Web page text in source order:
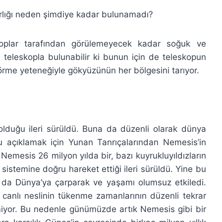
neden şimdiye kadar bulunamadı?
tarafından görülemeyecek kadar soğuk ve
teleskopla bulunabilir ki bunun için de teleskopun
yeteneğiyle gökyüzünün her bölgesini tarıyor.
olduğu ileri sürüldü. Buna da düzenli olarak dünya
için Yunan Tanrıçalarından Nemesis’in
26 milyon yılda bir, bazı kuyrukluyıldızların
doğru hareket ettiği ileri sürüldü. Yine bu
Dünya’ya çarparak ve yaşamı olumsuz etkiledi.
neslinin tükenme zamanlarının düzenli tekrar
Bu nedenle günümüzde artık Nemesis gibi bir